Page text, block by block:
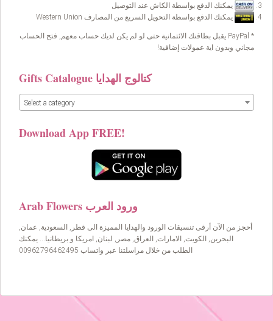
يمكنك الدفع بواسطة الكاش عند التوصيل
يمكنك الدفع بواسطة التحويل السريع من المصارف Western Union
* PayPal يقبل بطاقتك الائتمانية حتى لو لم يكن لديك حساب معهم, فتح الحساب
مجاني وبدون اية عمولات إضافية!
Gifts Catalogue كتالوج الهدايا
Select a category
Download App FREE!
Arab Flowers ورود العرب
أحجز من الآن أرقى تنسيقات الورود والهدايا المميزة الى قطر, السعودية, عمان,
البحرين, الكويت, الامارات, العراق, مصر, لبنان, امريكا و بريطانيا… يمكنك
الطلب من خلال مراسلتنا عبر واتساب 00962796462495